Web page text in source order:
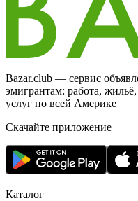
Bazar.club — сервис
эмигрантам: работа,
услуг по всей Америке
Скачайте приложение
Каталог